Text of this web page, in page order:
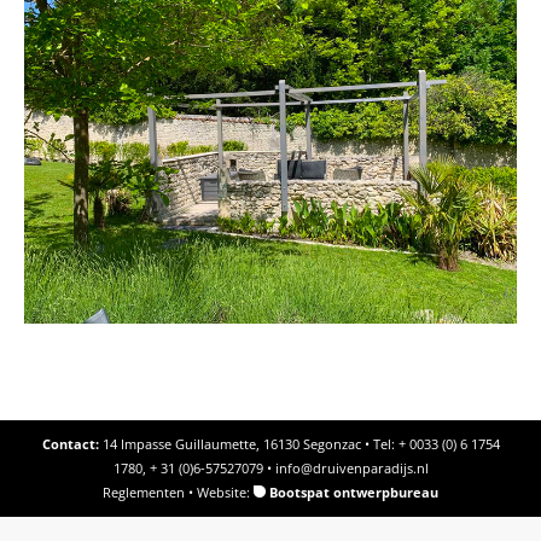
Contact:14 Impasse Guillaumette, 16130 Segonzac • Tel: + 0033 (0) 6 1754
1780, + 31 (0)6-57527079 • info@druivenparadijs.nl
Reglementen • Website: Bootspat ontwerpbureau